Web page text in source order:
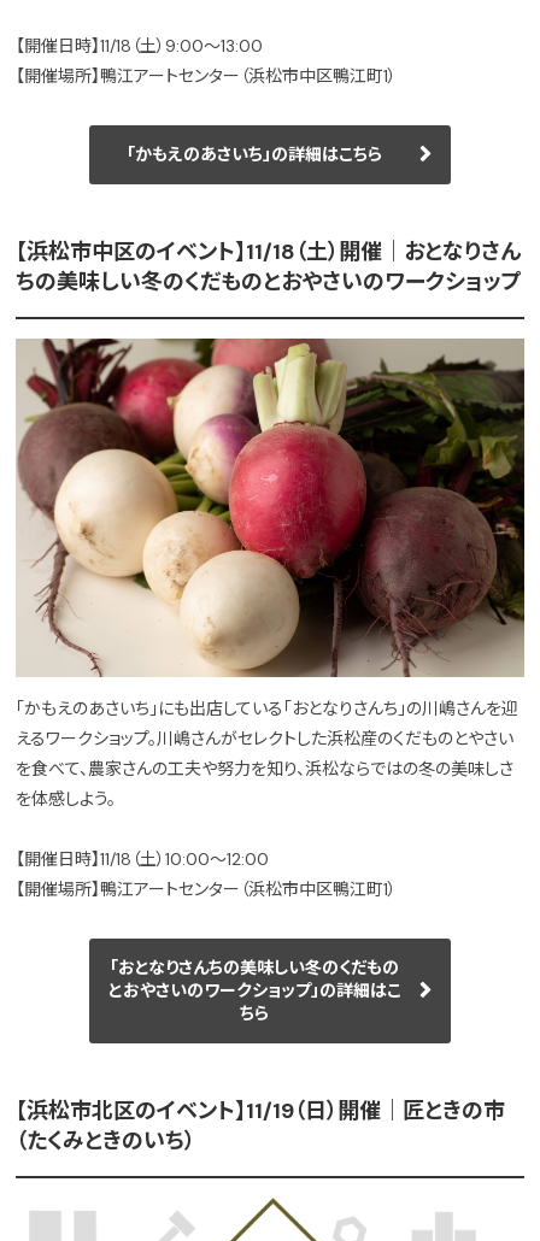
【開催日時】11/18（土）9:00～13:00
【開催場所】鴨江アートセンター（浜松市中区鴨江町1）
「かもえのあさいち」の詳細はこちら
【浜松市中区のイベント】11/18（土）開催｜おとなりさん
ちの美味しい冬のくだものとおやさいのワークショップ
「かもえのあさいち」にも出店している「おとなりさんち」の川嶋さんを迎
えるワークショップ。川嶋さんがセレクトした浜松産のくだものとやさい
を食べて、農家さんの工夫や努力を知り、浜松ならではの冬の美味しさ
を体感しよう。
【開催日時】11/18（土）10:00～12:00
【開催場所】鴨江アートセンター（浜松市中区鴨江町1）
「おとなりさんちの美味しい冬のくだもの
とおやさいのワークショップ」の詳細はこ
ちら
【浜松市北区のイベント】11/19（日）開催｜匠ときの市
（たくみときのいち）